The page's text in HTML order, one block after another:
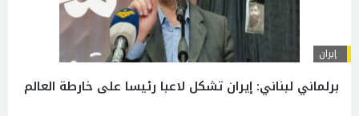
إيران
برلماني لبناني: إيران تشكل لاعبا رئيسا على خارطة العالم